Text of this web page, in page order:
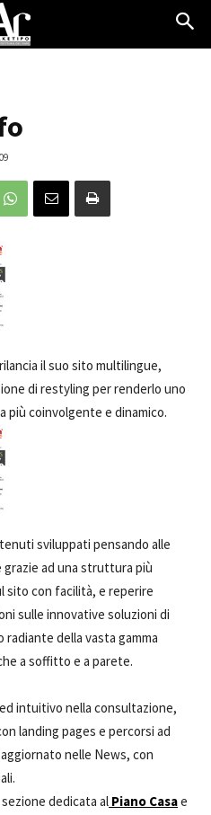
il suo sito multilingue,
di restyling per renderlo uno
più coinvolgente e dinamico.
sviluppati pensando alle
ad una struttura più
sito con facilità, e reperire
sulle innovative soluzioni di
della vasta gamma
a soffitto e a parete.
intuitivo nella consultazione,
landing pages e percorsi ad
nelle News, con
dedicata al Piano Casae